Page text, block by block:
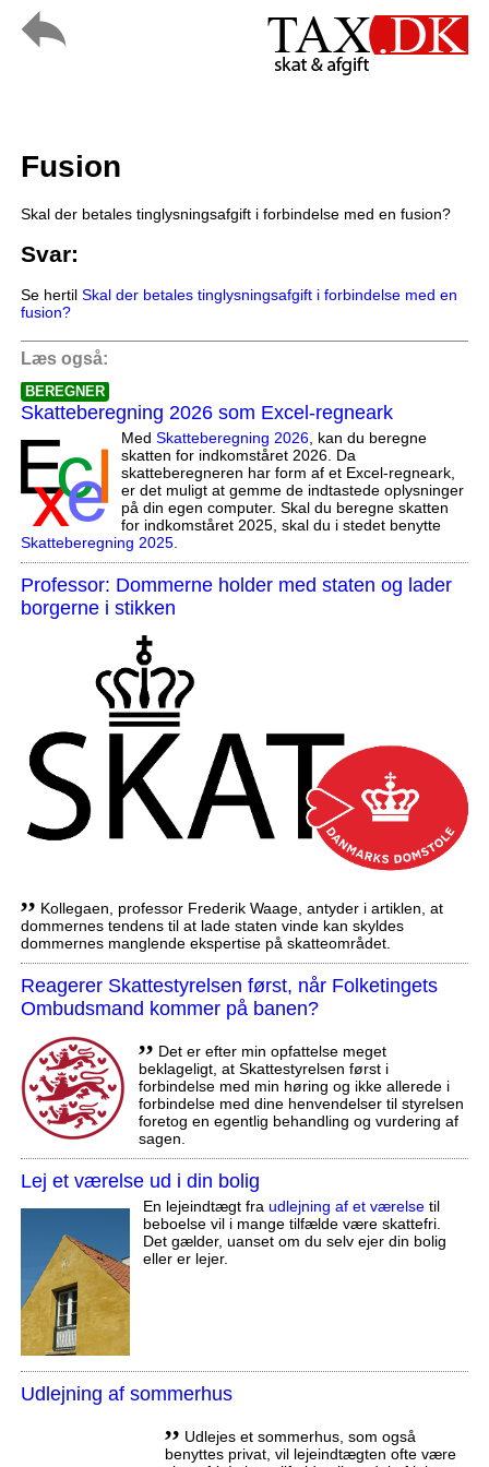
Fusion
Skal der betales tinglysningsafgift i forbindelse med en fusion?
Svar:
Se hertil Skal der betales tinglysningsafgift i forbindelse med en
fusion?
Læs også:
BEREGNER
Skatteberegning 2026 som Excel-regneark
Med Skatteberegning 2026, kan du beregne
skatten for indkomståret 2026. Da
skatteberegneren har form af et Excel-regneark,
er det muligt at gemme de indtastede oplysninger
på din egen computer. Skal du beregne skatten
for indkomståret 2025, skal du i stedet benytte
Skatteberegning 2025.
Professor: Dommerne holder med staten og lader
borgerne i stikken
,, Kollegaen, professor Frederik Waage, antyder i artiklen, at
dommernes tendens til at lade staten vinde kan skyldes
dommernes manglende ekspertise på skatteområdet.
Reagerer Skattestyrelsen først, når Folketingets
Ombudsmand kommer på banen?
,, Det er efter min opfattelse meget
beklageligt, at Skattestyrelsen først i
forbindelse med min høring og ikke allerede i
forbindelse med dine henvendelser til styrelsen
foretog en egentlig behandling og vurdering af
sagen.
Lej et værelse ud i din bolig
En lejeindtægt fra udlejning af et værelsetil
beboelse vil i mange tilfælde være skattefri.
Det gælder, uanset om du selv ejer din bolig
eller er lejer.
Udlejning af sommerhus
,, Udlejes et sommerhus, som også
benyttes privat, vil lejeindtægten ofte være